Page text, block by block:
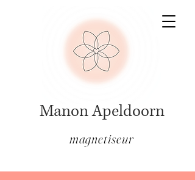
Manon Apeldoorn
magnetiseur